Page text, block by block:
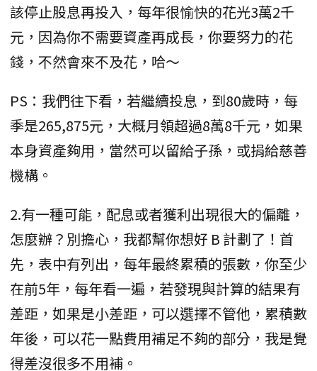
該停止股息再投入，每年很愉快的花光3萬2千
元，因為你不需要資產再成長，你要努力的花
錢，不然會來不及花，哈～
PS：我們往下看，若繼續投息，到80歲時，每
季是265,875元，大概月領超過8萬8千元，如果
本身資產夠用，當然可以留給子孫，或捐給慈善
機構。
2.有一種可能，配息或者獲利出現很大的偏離，
怎麼辦？別擔心，我都幫你想好 B 計劃了！首
先，表中有列出，每年最終累積的張數，你至少
在前5年，每年看一遍，若發現與計算的結果有
差距，如果是小差距，可以選擇不管他，累積數
年後，可以花一點費用補足不夠的部分，我是覺
得差沒很多不用補。